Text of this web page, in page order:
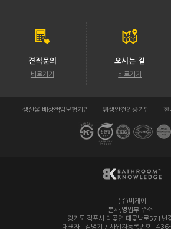
견적문의
바로가기
오시는 길
바로가기
생산물 배상책임보험가입 위생안전인증기업 한
(주)비케이
/
본사,영업부 주소 :
경기도 김포시 대곶면 대곶남로571번
대표자 : 김병기 / 사업자등록번호 :